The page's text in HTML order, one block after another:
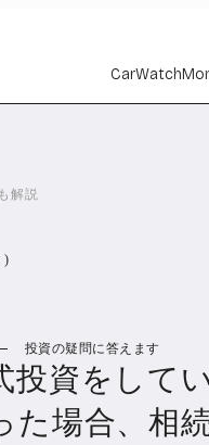
CarWatch
1301 Watch1028
解説
)
投資の疑問に答えます
投資をして
た場合、相